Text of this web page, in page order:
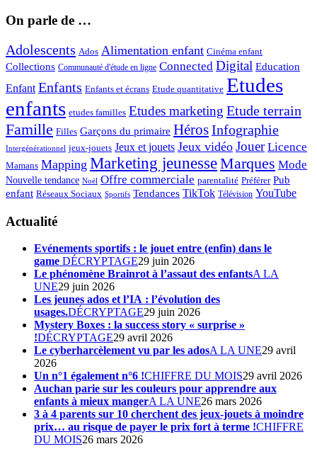
On parle de …
Adolescents Ados Alimentation enfant Cinéma enfant
Collections Communauté d'étude en ligne Connected Digital Education
Enfant Enfants Enfants et écrans Etude quantitative Etudes
enfants etudes familles Etudes marketing Etude terrain
Famille Filles Garçons du primaire HérosInfographie
Intergénérationnel jeux-jouets Jeux et jouets Jeux vidéo Jouer Licence
Mamans Mapping Marketing jeunesseMarques Mode
Nouvelle tendance Noël Offre commerciale parentalité Préférer Pub
enfant Réseaux Sociaux Sportifs Tendances TikTok Télévision YouTube
Actualité
Evénements sportifs : le jouet entre (enfin) dans le
game DÉCRYPTAGE29 juin 2026
Le phénomène Brainrot à l’assaut des enfantsA LA
UNE29 juin 2026
Les jeunes ados et l’IA : l’évolution des
usages.DÉCRYPTAGE29 juin 2026
Mystery Boxes : la success story « surprise »
!DÉCRYPTAGE29 avril 2026
Le cyberharcèlement vu par les adosA LA UNE29 avril
2026
Un n°1 également n°6 !CHIFFRE DU MOIS29 avril 2026
Auchan parie sur les couleurs pour apprendre aux
enfants à mieux mangerA LA UNE26 mars 2026
3 à 4 parents sur 10 cherchent des jeux-jouets à moindre
prix… au risque de payer le prix fort à terme !CHIFFRE
DU MOIS26 mars 2026